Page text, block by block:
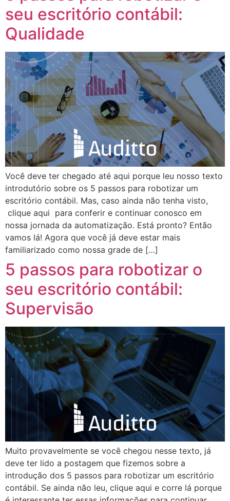
seu escritório contábil:
Qualidade
Você deve ter chegado até aqui porque leu nosso texto
introdutório sobre os 5 passos para robotizar um
escritório contábil. Mas, caso ainda não tenha visto,
clique aqui para conferir e continuar conosco em
nossa jornada da automatização. Está pronto? Então
vamos lá! Agora que você já deve estar mais
familiarizado como nossa grade de […]
5 passos para robotizar o
seu escritório contábil:
Supervisão
Muito provavelmente se você chegou nesse texto, já
deve ter lido a postagem que fizemos sobre a
introdução dos 5 passos para robotizar um escritório
contábil. Se ainda não leu, clique aqui e corre lá porque